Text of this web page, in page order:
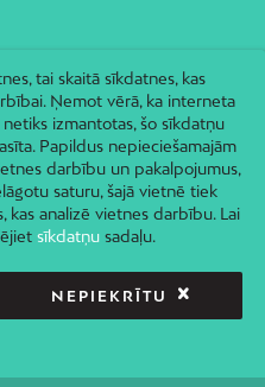
tai skaitā sīkdatnes, kas
Ņemot vērā, ka interneta
izmantotas, šo sīkdatņu
Papildus nepieciešamajām
darbību un pakalpojumus,
saturu, šajā vietnē tiek
kas analizē vietnes darbību. Lai
sīkdatņu sadaļu.
NEPIEKRĪTU